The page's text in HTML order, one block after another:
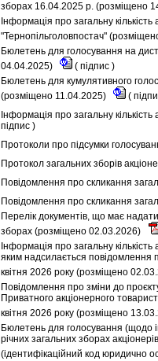
зборах 16.04.2025 р. (розміщено
Інформація про загальну
"Тернопільголовпостач"
Бюлетень для голосування на
04.04.2025)
( підпис )
Бюлетень для кумулятивного
(розміщено 11.04.2025)
(
Інформація про загальну
підпис )
Протоколи про підсумки
Протокол загальних зборів
Повідомлення про скликання
Повідомлення про скликання
Перелік документів, що має
зборах (розміщено 02.03.2026)
Інформація про загальну
яким надсилається повідомлення
квітня 2026 року (розміщено
Повідомлення про зміни до
Приватного акціонерного
квітня 2026 року (розміщено
Бюлетень для голосування (щодо
річних загальних зборах
(ідентифікаційний код юридично